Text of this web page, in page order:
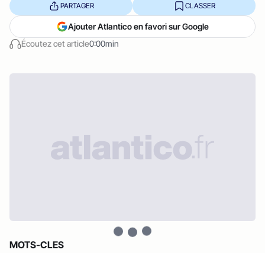
Écoutez cet article0:00min
PARTAGER CLASSER
Ajouter Atlantico en favori sur Google
MOTS-CLES